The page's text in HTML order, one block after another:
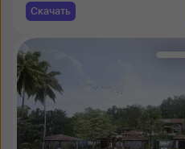
Скачать